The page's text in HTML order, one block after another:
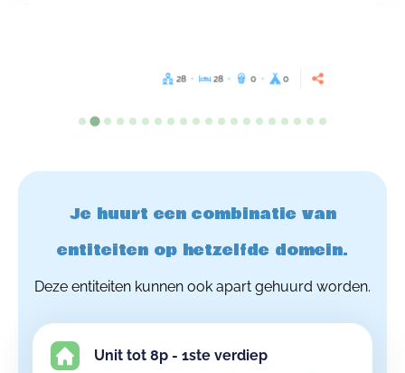
28 28 0 0
Je huurt een combinatie van
entiteiten op hetzelfde domein.
Deze entiteiten kunnen ook apart gehuurd worden.
Unit tot 8p - 1ste verdiep